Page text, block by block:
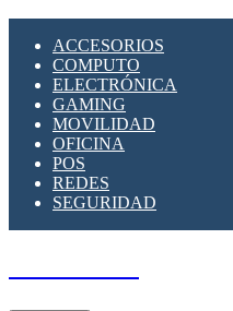
ACCESORIOS
COMPUTO
ELECTRÓNICA
GAMING
MOVILIDAD
OFICINA
POS
REDES
SEGURIDAD